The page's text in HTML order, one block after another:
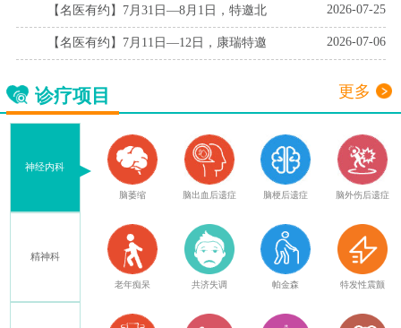
【名医有约】7月31日—8月1日，特邀北 2026-07-25
【名医有约】7月11日—12日，康瑞特邀 2026-07-06
诊疗项目 更多
神经内科
精神科
脑萎缩 脑出血后遗症 脑梗后遗症 脑外伤后遗症
老年痴呆 共济失调 帕金森 特发性震颤